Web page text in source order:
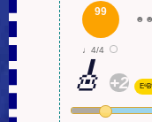
99
☻ ☻
♩4/4
🎸 +2